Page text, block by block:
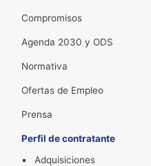
Compromisos
Agenda 2030 y ODS
Normativa
Ofertas de Empleo
Prensa
Perfil de contratante
Adquisiciones